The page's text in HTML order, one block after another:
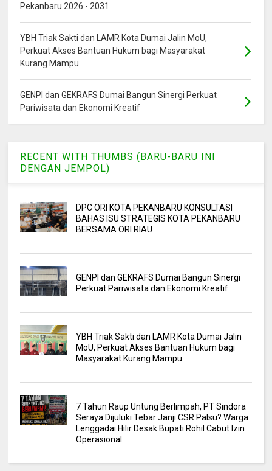
Pekanbaru 2026 - 2031
YBH Triak Sakti dan LAMR Kota Dumai Jalin MoU,
Perkuat Akses Bantuan Hukum bagi Masyarakat
Kurang Mampu
GENPI dan GEKRAFS Dumai Bangun Sinergi Perkuat
Pariwisata dan Ekonomi Kreatif
RECENT WITH THUMBS (BARU-BARU INI
DENGAN JEMPOL)
DPC ORI KOTA PEKANBARU KONSULTASI
BAHAS ISU STRATEGIS KOTA PEKANBARU
BERSAMA ORI RIAU
GENPI dan GEKRAFS Dumai Bangun Sinergi
Perkuat Pariwisata dan Ekonomi Kreatif
YBH Triak Sakti dan LAMR Kota Dumai Jalin
MoU, Perkuat Akses Bantuan Hukum bagi
Masyarakat Kurang Mampu
7 Tahun Raup Untung Berlimpah, PT Sindora
Seraya Dijuluki Tebar Janji CSR Palsu? Warga
Lenggadai Hilir Desak Bupati Rohil Cabut Izin
Operasional